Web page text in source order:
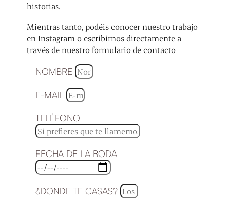
historias.
Mientras tanto, podéis conocer nuestro trabajo
en Instagram o escribirnos directamente a
través de nuestro formulario de contacto
NOMBRE
E-MAIL
TELÉFONO
FECHA DE LA BODA
¿DONDE TE CASAS?